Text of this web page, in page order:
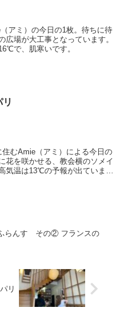
アミ）の今日の1枚。待ちに待
広場が大工事となっています。
で、肌寒いです。
むAmie（アミ）による今日の
花を咲かせる、教会横のソメイ
気温は13℃の予報が出ていま
らんす その② フランスの
リ